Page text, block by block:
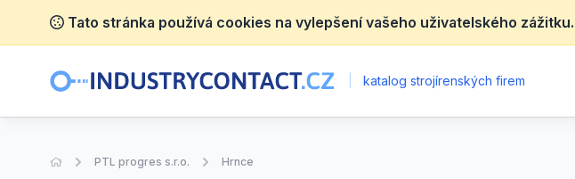
Tato stránka používá cookies na vylepšení vašeho uživatelského zážitku.
katalog strojírenských firem
Úvodní stránka
PTL progres s.r.o. Hrnce